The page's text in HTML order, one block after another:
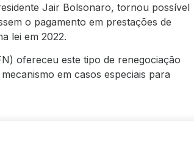
Jair Bolsonaro, tornou possível
o pagamento em prestações de
lei em 2022.
ofereceu este tipo de renegociação
em casos especiais para